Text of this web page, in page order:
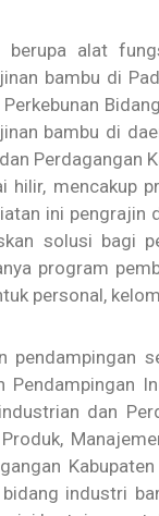
berupa alat
bambu di
bambu di
Perdagangan
hilir, mencakup
ini pengrajin
solusi bagi
program
personal,
pendampingan
Pendampingan
dan
industri